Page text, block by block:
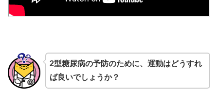
2型糖尿病の予防のために、運動はどうすれ
ば良いでしょうか？